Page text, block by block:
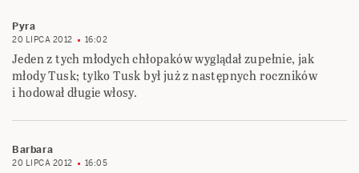
Pyra
20 LIPCA 2012 16:02
Jeden z tych młodych chłopaków wyglądał zupełnie, jak
młody Tusk; tylko Tusk był już z następnych roczników
i hodował długie włosy.
Barbara
20 LIPCA 2012 16:05